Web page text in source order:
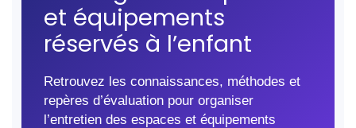
et équipements
réservés à l’enfant
Retrouvez les connaissances, méthodes et
repères d’évaluation pour organiser
l’entretien des espaces et équipements